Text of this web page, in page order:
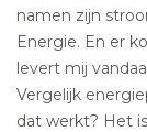
namen zijn
Energie. En er
levert mij
Vergelijk
dat werkt? Het